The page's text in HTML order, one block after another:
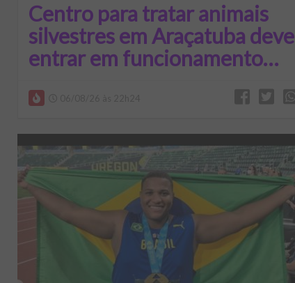
Centro para tratar animais
silvestres em Araçatuba deve
entrar em funcionamento